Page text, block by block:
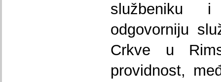
službeniku
odgovorniju
Crkve u
providnost,